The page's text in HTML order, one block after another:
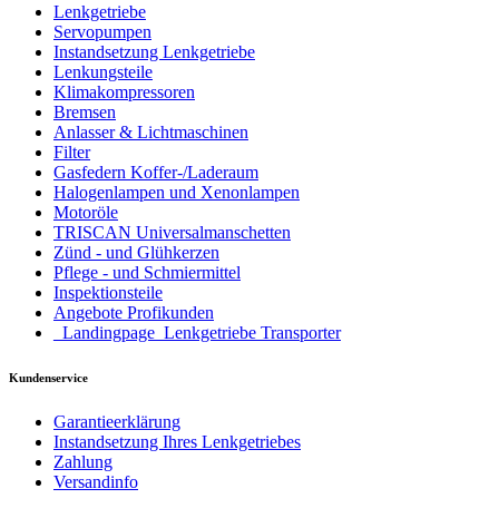
Lenkgetriebe
Servopumpen
Instandsetzung Lenkgetriebe
Lenkungsteile
Klimakompressoren
Bremsen
Anlasser & Lichtmaschinen
Filter
Gasfedern Koffer-/Laderaum
Halogenlampen und Xenonlampen
Motoröle
TRISCAN Universalmanschetten
Zünd - und Glühkerzen
Pflege - und Schmiermittel
Inspektionsteile
Angebote Profikunden
_Landingpage_Lenkgetriebe Transporter
Kundenservice
Garantieerklärung
Instandsetzung Ihres Lenkgetriebes
Zahlung
Versandinfo